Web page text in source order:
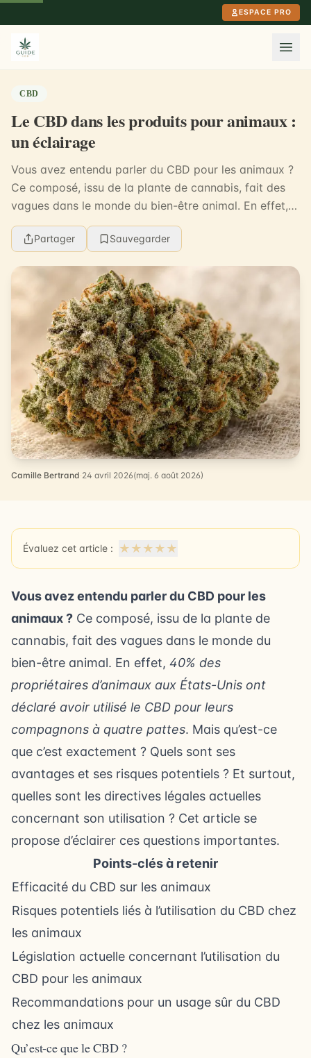
ESPACE PRO
CBD
Le CBD dans les produits pour animaux :
un éclairage
Vous avez entendu parler du CBD pour les animaux ?
Ce composé, issu de la plante de cannabis, fait des
vagues dans le monde du bien-être animal. En effet,
40% des propriétaires d’animaux aux États-Uni...
Partager Sauvegarder
Camille Bertrand·24 avril 2026(maj. 6 août 2026)
Évaluez cet article : ★ ★ ★ ★ ★
Vous avez entendu parler du CBD pour les
animaux ? Ce composé, issu de la plante de
cannabis, fait des vagues dans le monde du
bien-être animal. En effet, 40% des
propriétaires d’animaux aux États-Unis ont
déclaré avoir utilisé le CBD pour leurs
compagnons à quatre pattes. Mais qu’est-ce
que c’est exactement ? Quels sont ses
avantages et ses risques potentiels ? Et surtout,
quelles sont les directives légales actuelles
concernant son utilisation ? Cet article se
propose d’éclairer ces questions importantes.
Points-clés à retenir
Efficacité du CBD sur les animaux
Risques potentiels liés à l’utilisation du CBD chez
les animaux
Législation actuelle concernant l’utilisation du
CBD pour les animaux
Recommandations pour un usage sûr du CBD
chez les animaux
Qu’est-ce que le CBD ?